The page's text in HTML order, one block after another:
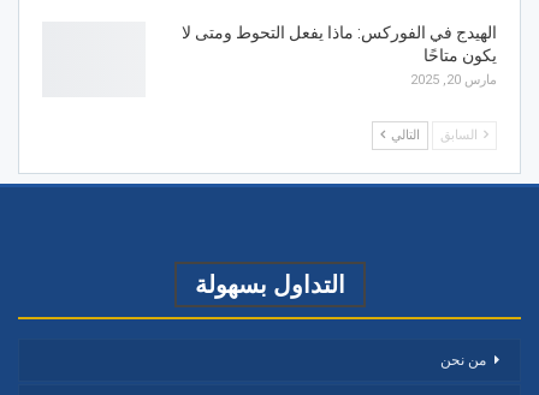
الهيدج في الفوركس: ماذا يفعل التحوط ومتى لا
يكون متاحًا
مارس 20, 2025
السابق التالي
التداول بسهولة
من نحن